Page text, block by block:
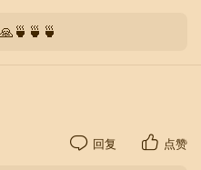
回复 点赞